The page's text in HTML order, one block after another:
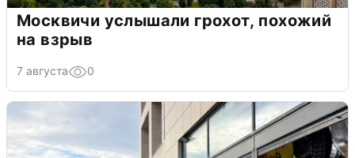
Москвичи услышали грохот, похожий
на взрыв
7 августа 0